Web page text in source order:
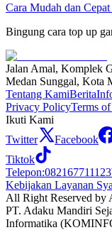
Cara Mudah dan
Bingung cara top up
Jalan Amal, Komplek
Medan Sunggal, Kota
Tentang KamiBerita
Privacy PolicyTerms
Ikuti Kami
Twitter
Facebook
Tiktok
Telepon:082167711123
Kebijakan Layanan
All Right Reserved by
PT. Adaku Mandiri
Informatika